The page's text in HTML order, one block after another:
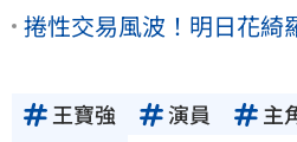
捲性交易風波！明日花綺
王寶強 演員 主